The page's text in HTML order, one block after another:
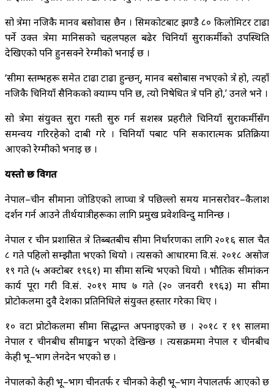
सो क्षेत्रमा नजिकै मानव बसोवास छैन । सिमकोटबाट झण्डै ८० किलोमिटर टाढा
पर्ने उक्त क्षेत्रमा मानिसको चहलपहल बढेर चिनियाँ सुरक्षाकर्मीको उपस्थिति
देखिएको पनि हुनसक्ने रेग्मीको भनाई छ ।
‘सीमा स्तम्भहरू समेत टाढा टाढा हुन्छन्, मानव बसोबास नभएको क्षेत्र हो, त्यहाँ
नजिकै चिनियाँ सैनिकको क्याम्प पनि छ, त्यो निषेधित क्षेत्र पनि हो,’ उनले भने ।
सो क्षेत्रमा संयुक्त सुरक्षा गस्ती सुरु गर्न सशस्त्र प्रहरीले चिनियाँ सुरक्षाकर्मीसँग
समन्वय गरिरहेको दाबी गरे । चिनियाँ पक्षबाट पनि सकारात्मक प्रतिक्रिया
आएको रेग्मीको भनाइ छ ।
यस्तो छ विगत
नेपाल–चीन सीमाना जोडिएको लाप्चा क्षेत्र पछिल्लो समय मानसरोवर–कैलाश
दर्शन गर्न आउने तीर्थयात्रीहरूका लागि प्रमुख प्रवेशविन्दु मानिन्छ ।
नेपाल र चीन प्रशासित क्षेत्र तिब्बतबीच सीमा निर्धारणका लागि २०१६ साल चैत
८ गते पहिलो सम्झौता भएको थियो । त्यसको आधारमा वि.सं. २०१८ असोज
१९ गते (५ अक्टोबर १९६१) मा सीमा सन्धि भएको थियो । भौतिक सीमांकन
कार्य पूरा गरी वि.सं. २०१९ माघ ७ गते (२० जनवरी १९६३) मा सीमा
प्रोटोकलमा दुवै देशका प्रतिनिधिले संयुक्त हस्ताक्षर गरेका थिए ।
१० वटा प्रोटोकलमा सीमा सिद्धान्त अपनाइएको छ । २०१८ र १९ सालमा
नेपाल र चीनबीच सीमाङ्कन भएको देखिन्छ । त्यसक्रममा नेपाल र चीनबीच
केही भू–भाग लेनदेन भएको छ ।
नेपालको केही भू–भाग चीनतर्फ र चीनको केही भू–भाग नेपालतर्फ आएको छ